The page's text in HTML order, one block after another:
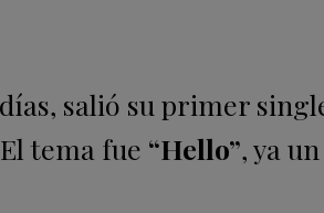
salió su primer
tema fue “Hello”, ya